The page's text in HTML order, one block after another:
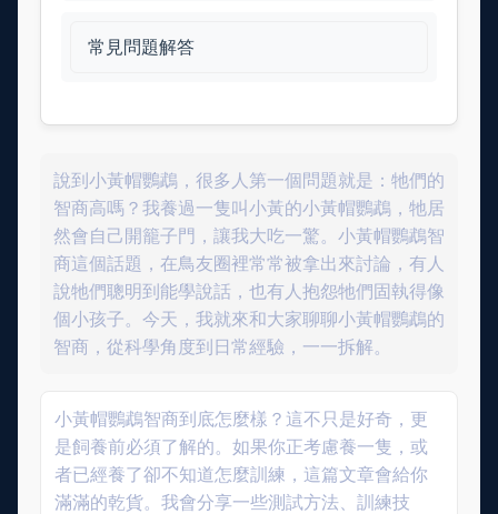
常見問題解答
說到小黃帽鸚鵡，很多人第一個問題就是：牠們的
智商高嗎？我養過一隻叫小黃的小黃帽鸚鵡，牠居
然會自己開籠子門，讓我大吃一驚。小黃帽鸚鵡智
商這個話題，在鳥友圈裡常常被拿出來討論，有人
說牠們聰明到能學說話，也有人抱怨牠們固執得像
個小孩子。今天，我就來和大家聊聊小黃帽鸚鵡的
智商，從科學角度到日常經驗，一一拆解。
小黃帽鸚鵡智商到底怎麼樣？這不只是好奇，更
是飼養前必須了解的。如果你正考慮養一隻，或
者已經養了卻不知道怎麼訓練，這篇文章會給你
滿滿的乾貨。我會分享一些測試方法、訓練技